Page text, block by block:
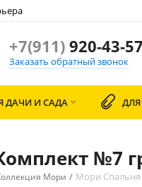
+7(911)920-43-57
Заказать обратный звонок
ДАЧИ И САДА 
№7
Мори / Мори